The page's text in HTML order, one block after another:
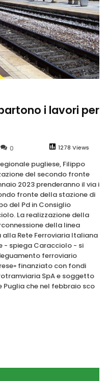
i lavori per
1278 Views
0
pugliese, Filippo
del secondo fronte
2023 prenderanno il via i
fronte della stazione di
del Pd in Consiglio
La realizzazione della
della linea
Rete Ferroviaria Italiana
- spiega Caracciolo - si
ferroviario
finanziato con fondi
SpA e soggetto
che nel febbraio sco